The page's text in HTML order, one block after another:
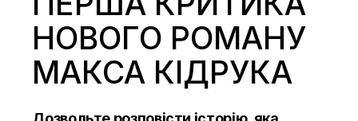
НОВОГО РОМАНУ
МАКСА КІДРУКА